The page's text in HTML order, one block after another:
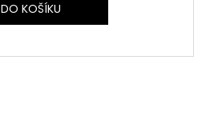
DO KOŠÍKU